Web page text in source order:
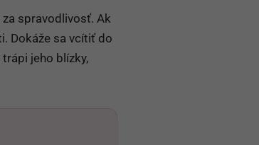
spravodlivosť. Ak
Dokáže sa vcítiť do
jeho blízky,